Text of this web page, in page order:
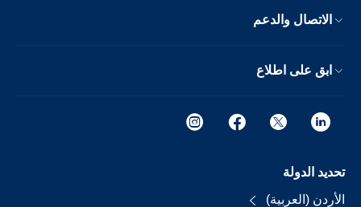
الاتصال والدعم
ابق على اطلاع
تحديد الدولة
الأردن (العربية)